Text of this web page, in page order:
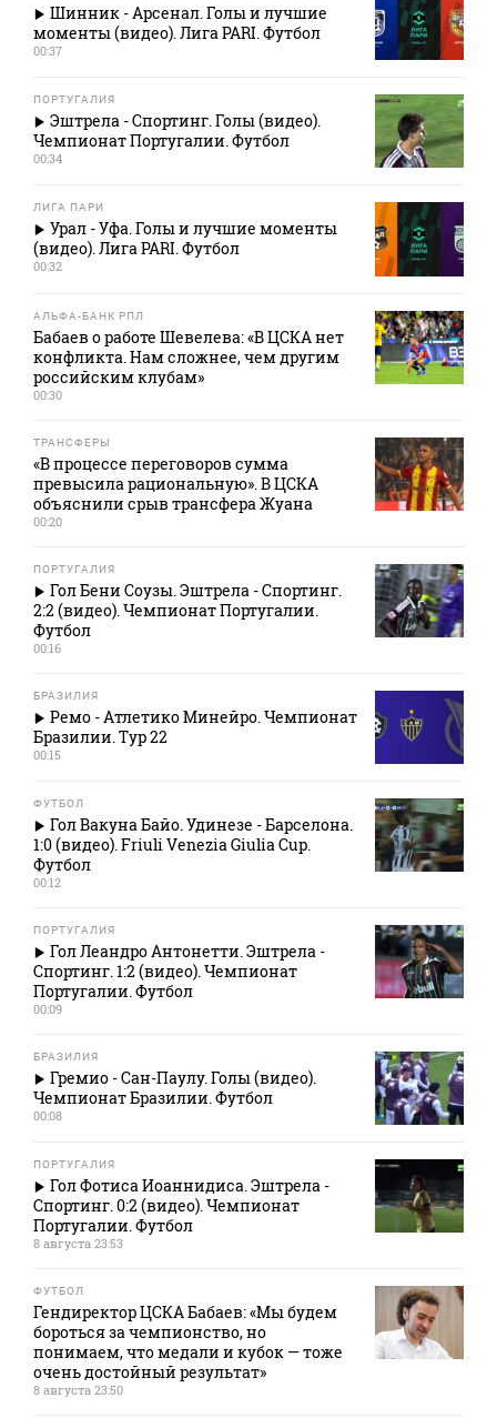
Шинник - Арсенал. Голы и лучшие
моменты (видео). Лига PARI. Футбол
00:37
ПОРТУГАЛИЯ
Эштрела - Спортинг. Голы (видео).
Чемпионат Португалии. Футбол
00:34
ЛИГА ПАРИ
Урал - Уфа. Голы и лучшие моменты
(видео). Лига PARI. Футбол
00:32
АЛЬФА-БАНК РПЛ
Бабаев о работе Шевелева: «В ЦСКА нет
конфликта. Нам сложнее, чем другим
российским клубам»
00:30
ТРАНСФЕРЫ
«В процессе переговоров сумма
превысила рациональную». В ЦСКА
объяснили срыв трансфера Жуана
00:20
ПОРТУГАЛИЯ
Гол Бени Соузы. Эштрела - Спортинг.
2:2 (видео). Чемпионат Португалии.
Футбол
00:16
БРАЗИЛИЯ
Ремо - Атлетико Минейро. Чемпионат
Бразилии. Тур 22
00:15
ФУТБОЛ
Гол Вакуна Байо. Удинезе - Барселона.
1:0 (видео). Friuli Venezia Giulia Cup.
Футбол
00:12
ПОРТУГАЛИЯ
Гол Леандро Антонетти. Эштрела -
Спортинг. 1:2 (видео). Чемпионат
Португалии. Футбол
00:09
БРАЗИЛИЯ
Гремио - Сан-Паулу. Голы (видео).
Чемпионат Бразилии. Футбол
00:08
ПОРТУГАЛИЯ
Гол Фотиса Иоаннидиса. Эштрела -
Спортинг. 0:2 (видео). Чемпионат
Португалии. Футбол
8 августа 23:53
ФУТБОЛ
Гендиректор ЦСКА Бабаев: «Мы будем
бороться за чемпионство, но
понимаем, что медали и кубок — тоже
очень достойный результат»
8 августа 23:50